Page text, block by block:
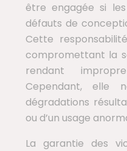
être engagée si
défauts de
Cette
compromettant la
rendant
Cependant, elle
dégradations
ou d’un usage
La garantie des